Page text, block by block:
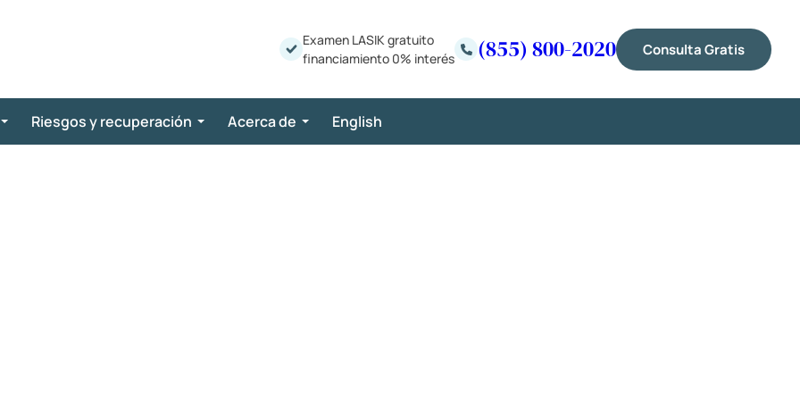
Examen LASIK gratuito
financiamiento 0% interés
(855) 800-2020 Consulta Gratis
Riesgos y recuperación Acerca de English